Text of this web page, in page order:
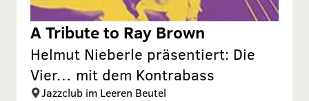
A Tribute to Ray Brown
Helmut Nieberle präsentiert: Die
Vier… mit dem Kontrabass
Jazzclub im Leeren Beutel